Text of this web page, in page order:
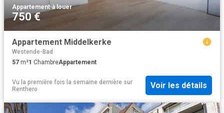
Appartement·à louer
750 €
Appartement Middelkerke
Westende-Bad
57 m²1 ChambreAppartement
Vu la première fois la semaine dernière sur
Renthero
Voir les détails